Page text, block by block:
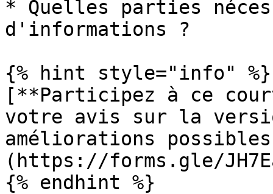
* Quelles parties
d'informations ?
{% hint style="info" %}
[**Participez à ce
votre avis sur la
améliorations
(https://forms.gle/
{% endhint %}